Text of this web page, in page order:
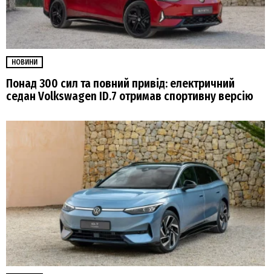
НОВИНИ
Понад 300 сил та повний привід: електричний
седан Volkswagen ID.7 отримав спортивну версію